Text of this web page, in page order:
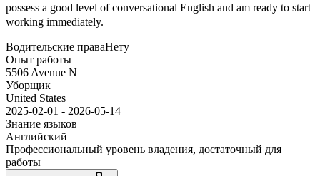
possess a good level of conversational English and am ready to start
working immediately.
Водительские праваНету
Опыт работы
5506 Avenue N
Уборщик
United States
2025-02-01 - 2026-05-14
Знание языков
Английский
Профессиональный уровень владения, достаточный для
работы